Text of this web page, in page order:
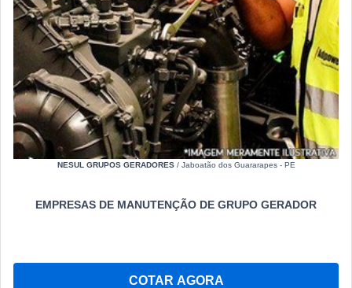
NESUL GRUPOS GERADORES/ Jaboatão dos Guararapes - PE
EMPRESAS DE MANUTENÇÃO DE GRUPO GERADOR
COTAR AGORA